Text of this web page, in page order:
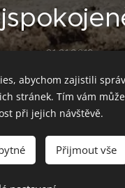
01.01.2019
Share
abychom zajistili
stránek. Tím vám
při jejich návštěvě.
Přijmout vše